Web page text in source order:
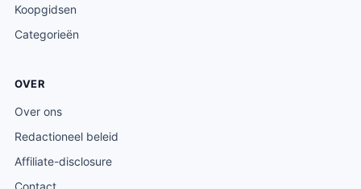
.
Koopgidsen
Categorieën
OVER
Over ons
Redactioneel beleid
Affiliate-disclosure
Contact